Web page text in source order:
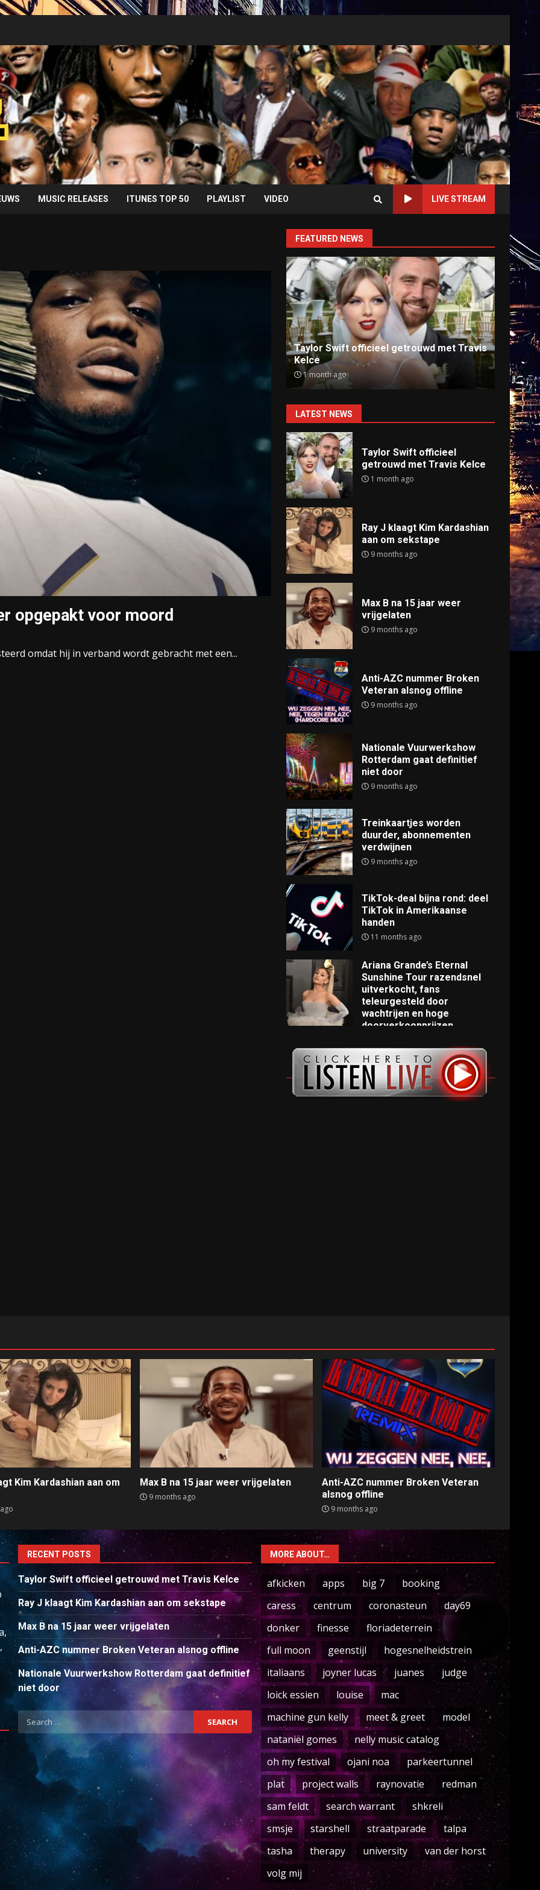
MUSIC RELEASES ITUNES TOP 50 PLAYLIST VIDEO LIVE STREAM
opgepakt voor moord
omdat hij in verband wordt gebracht met een...
FEATURED NEWS
Taylor Swift officieel getrouwd met Travis
Kelce
1 month ago
Ray J klaagt Kim Kardashian aan om
sekstape
9 months ago
Anti-
9
LATEST NEWS
Taylor Swift officieel
getrouwd met Travis Kelce
1 month ago
Ray J klaagt Kim Kardashian
aan om sekstape
9 months ago
Max B na 15 jaar weer
vrijgelaten
9 months ago
Anti-AZC nummer Broken
Veteran alsnog offline
9 months ago
Nationale Vuurwerkshow
Rotterdam gaat definitief
niet door
9 months ago
Treinkaartjes worden
duurder, abonnementen
verdwijnen
9 months ago
TikTok-deal bijna rond: deel
TikTok in Amerikaanse
handen
11 months ago
Ariana Grande’s Eternal
Sunshine Tour razendsnel
uitverkocht, fans
teleurgesteld door
wachtrijen en hoge
doorverkoopprijzen
Kim Kardashian aan om
Max B na 15 jaar weer vrijgelaten
9 months ago
Anti-AZC nummer Broken Veteran
alsnog offline
9 months ago
RECENT POSTS
Taylor Swift officieel getrouwd met Travis Kelce
Ray J klaagt Kim Kardashian aan om sekstape
Max B na 15 jaar weer vrijgelaten
Anti-AZC nummer Broken Veteran alsnog offline
Nationale Vuurwerkshow Rotterdam gaat definitief
niet door
Search
for:
MORE ABOUT…
afkicken apps big 7
booking
caress
centrum coronasteun
day69
donker
finesse
floriadeterrein
full moon
geenstijl
hogesnelheidstrein
italiaans
joyner lucas juanes
judge
loick essien
louise
mac
machine gun kelly
meet & greet
model
nataniël gomes
nelly music catalog
oh my festival
ojani noa
parkeertunnel
plat
project walls raynovatie
redman
sam feldt
search warrant
shkreli
smsje
starshell straatparade
talpa
tasha
therapy university
van der horst
volg mij